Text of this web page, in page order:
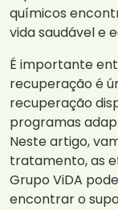
químicos
vida saudável e
É importante
recuperação é
recuperação
programas
Neste artigo,
tratamento, as
Grupo ViDA
encontrar o